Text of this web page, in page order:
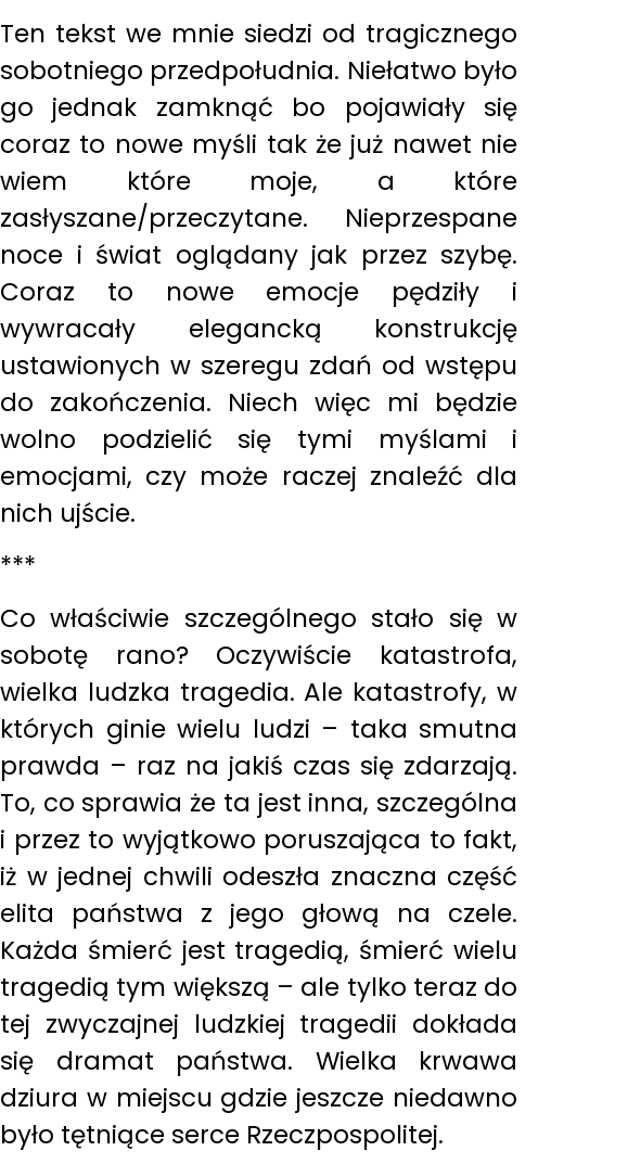
Ten tekst we mnie siedzi od tragicznego
sobotniego przedpołudnia. Niełatwo było
go jednak zamknąć bo pojawiały się
coraz to nowe myśli tak że już nawet nie
wiem które moje, a które
zasłyszane/przeczytane. Nieprzespane
noce i świat oglądany jak przez szybę.
Coraz to nowe emocje pędziły i
wywracały elegancką konstrukcję
ustawionych w szeregu zdań od wstępu
do zakończenia. Niech więc mi będzie
wolno podzielić się tymi myślami i
emocjami, czy może raczej znaleźć dla
nich ujście.
***
Co właściwie szczególnego stało się w
sobotę rano? Oczywiście katastrofa,
wielka ludzka tragedia. Ale katastrofy, w
których ginie wielu ludzi – taka smutna
prawda – raz na jakiś czas się zdarzają.
To, co sprawia że ta jest inna, szczególna
i przez to wyjątkowo poruszająca to fakt,
iż w jednej chwili odeszła znaczna część
elita państwa z jego głową na czele.
Każda śmierć jest tragedią, śmierć wielu
tragedią tym większą – ale tylko teraz do
tej zwyczajnej ludzkiej tragedii dokłada
się dramat państwa. Wielka krwawa
dziura w miejscu gdzie jeszcze niedawno
było tętniące serce Rzeczpospolitej.